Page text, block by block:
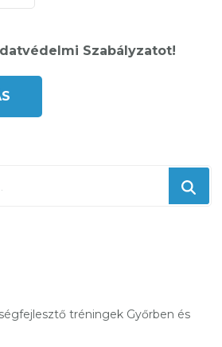
Szabályzatot!
tréningek Győrben és